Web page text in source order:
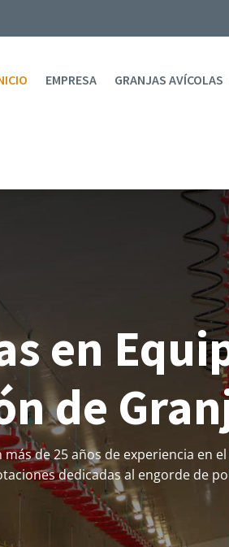
EMPRESA GRANJAS AVÍCOLAS
en
de
más de 25 años de experiencia en
dedicadas al engorde de